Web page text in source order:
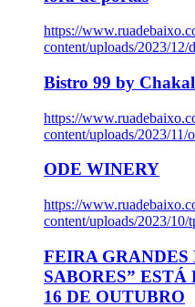
https://
content/uploads/2023/
Bistro 99 by
https://
content/uploads/2023/
ODE WINERY
https://
content/uploads/2023/
FEIRA
SABORES”
16 DE OUTUBRO